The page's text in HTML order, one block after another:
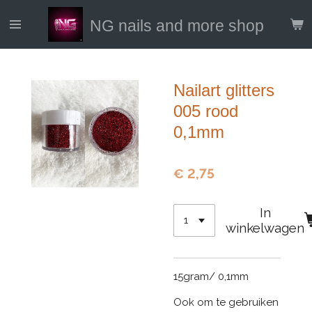
direct
NG nails and more shop
Nailart glitters
005 rood
0,1mm
€ 2,75
In
winkelwagen
15gram/ 0,1mm
Ook om te gebruiken